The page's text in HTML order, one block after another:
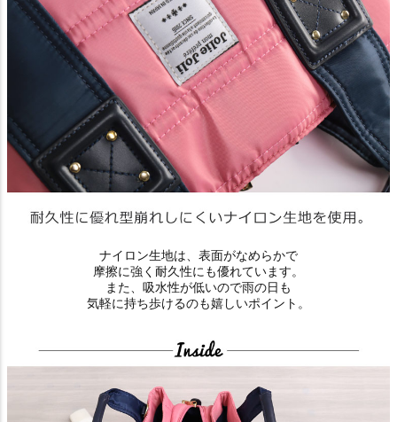
ナイロン生地は、表面がなめらかで
摩擦に強く耐久性にも優れています。
また、吸水性が低いので雨の日も
気軽に持ち歩けるのも嬉しいポイント。